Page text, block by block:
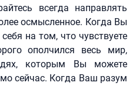
всегда направлять
осмысленное. Когда Вы
на том, что чувствуете
ополчился весь мир,
которым Вы можете
сейчас. Когда Ваш разум